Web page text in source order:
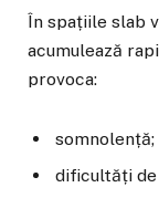
În spațiile slab
acumulează
provoca:
somnolență;
dificultăți